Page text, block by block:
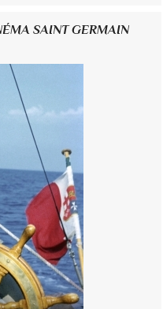
SAINT GERMAIN